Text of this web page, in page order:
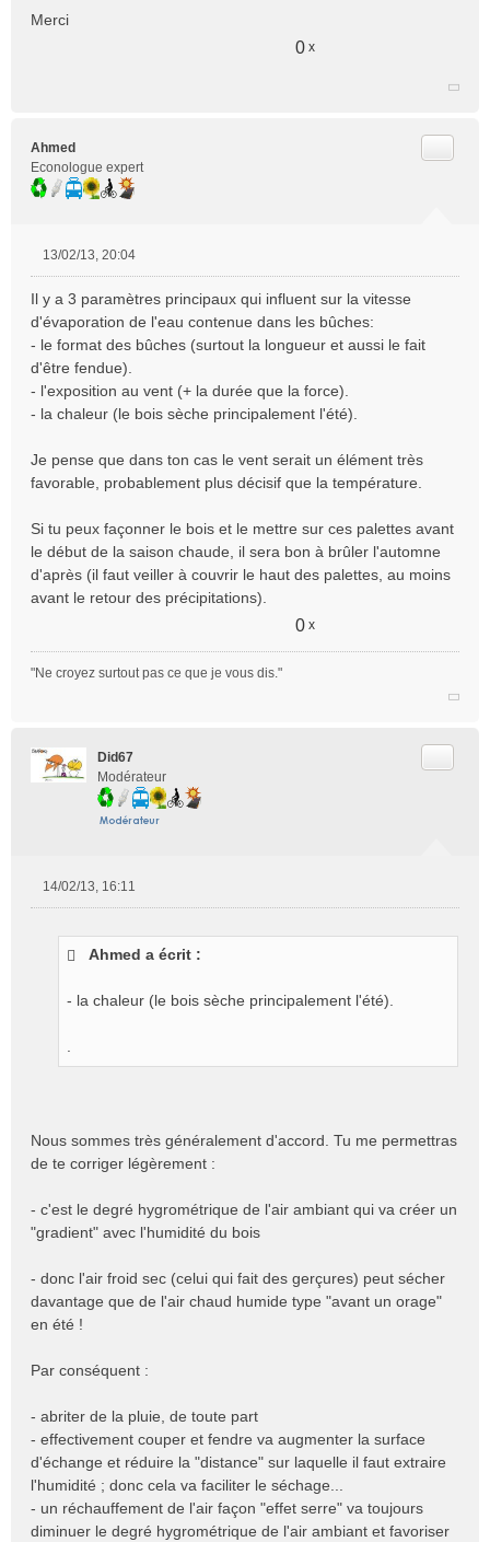
Merci
0 x
Ahmed
Econologue expert
s
s
a
g
e
n
l
u
13/02/13, 20:04
Il y a 3 paramètres principaux qui influent sur la vitesse
d'évaporation de l'eau contenue dans les bûches:
- le format des bûches (surtout la longueur et aussi le fait
d'être fendue).
- l'exposition au vent (+ la durée que la force).
- la chaleur (le bois sèche principalement l'été).
Je pense que dans ton cas le vent serait un élément très
favorable, probablement plus décisif que la température.
Si tu peux façonner le bois et le mettre sur ces palettes avant
le début de la saison chaude, il sera bon à brûler l'automne
d'après (il faut veiller à couvrir le haut des palettes, au moins
avant le retour des précipitations).
0 x
"Ne croyez surtout pas ce que je vous dis."
Did67
Modérateur
14/02/13, 16:11
Ahmed a écrit :
- la chaleur (le bois sèche principalement l'été).
Nous sommes très généralement d'accord. Tu me permettras
de te corriger légèrement :
- c'est le degré hygrométrique de l'air ambiant qui va créer un
"gradient" avec l'humidité du bois
- donc l'air froid sec (celui qui fait des gerçures) peut sécher
davantage que de l'air chaud humide type "avant un orage"
en été !
Par conséquent :
- abriter de la pluie, de toute part
- effectivement couper et fendre va augmenter la surface
d'échange et réduire la "distance" sur laquelle il faut extraire
l'humidité ; donc cela va faciliter le séchage...
- un réchauffement de l'air façon "effet serre" va toujours
diminuer le degré hygrométrique de l'air ambiant et favoriser